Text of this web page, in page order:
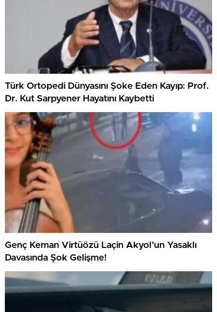
Türk Ortopedi Dünyasını Şoke Eden Kayıp: Prof.
Dr. Kut Sarpyener Hayatını Kaybetti
Genç Keman Virtüözü Laçin Akyol’un Yasaklı
Davasında Şok Gelişme!